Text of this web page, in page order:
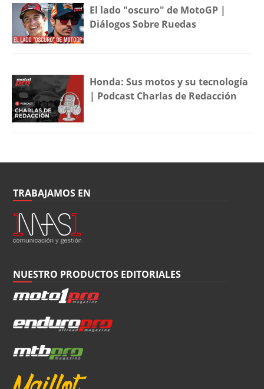
El lado "oscuro" de MotoGP |
Diálogos Sobre Ruedas
Honda: Sus motos y su tecnología
| Podcast Charlas de Redacción
TRABAJAMOS EN
NUESTRO PRODUCTOS EDITORIALES